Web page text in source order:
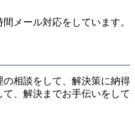
メール対応をしています。
相談をして、解決策に納得
、解決までお手伝いをして